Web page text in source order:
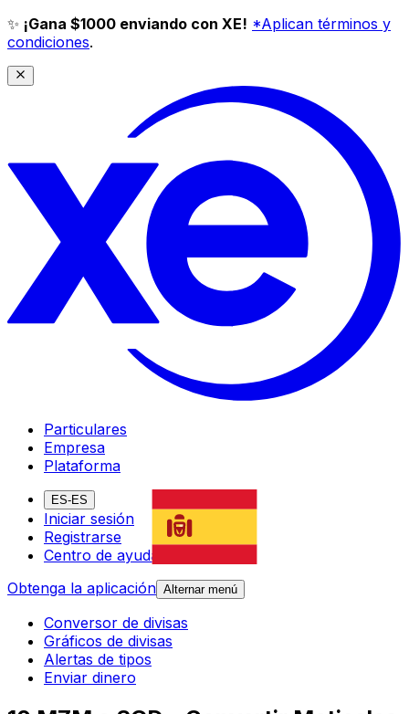
✨ ¡Gana $1000 enviando con XE! *Aplican términos y
condiciones.
Particulares
Empresa
Plataforma
ES-ES
Iniciar sesión
Registrarse
Centro de ayuda
Obtenga la aplicación Alternar menú
Conversor de divisas
Gráficos de divisas
Alertas de tipos
Enviar dinero